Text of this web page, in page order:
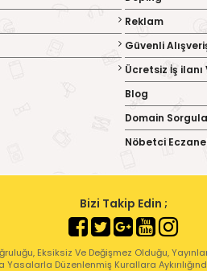
Reklam
Güvenli
Ücretsiz İş ilanı
Blog
Domain
Nöbetci
Bizi Takip Edin ;
Eksiksiz Ve Değişmez Olduğu,
Yasalarla Düzenlenmiş Kurallara